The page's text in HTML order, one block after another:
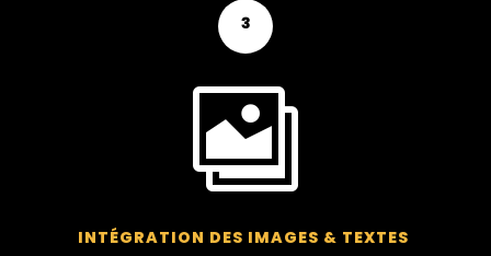
3

INTÉGRATION DES IMAGES & TEXTES